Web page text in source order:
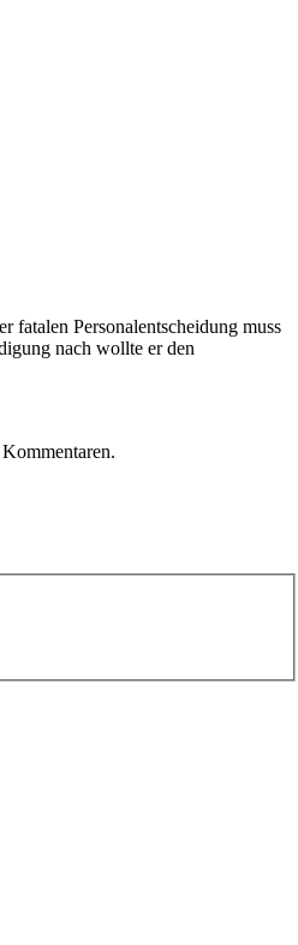
fatalen Personalentscheidung muss
nach wollte er den